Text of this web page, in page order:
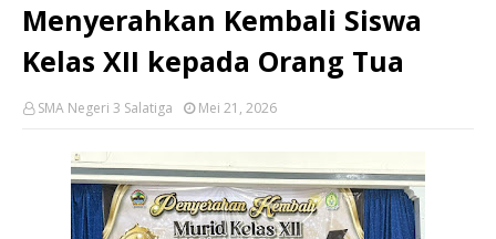
Menyerahkan Kembali Siswa
Kelas XII kepada Orang Tua
SMA Negeri 3 Salatiga Mei 21, 2026